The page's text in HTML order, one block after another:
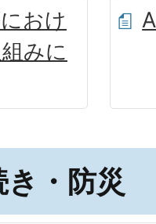
おけ
みに
・防災